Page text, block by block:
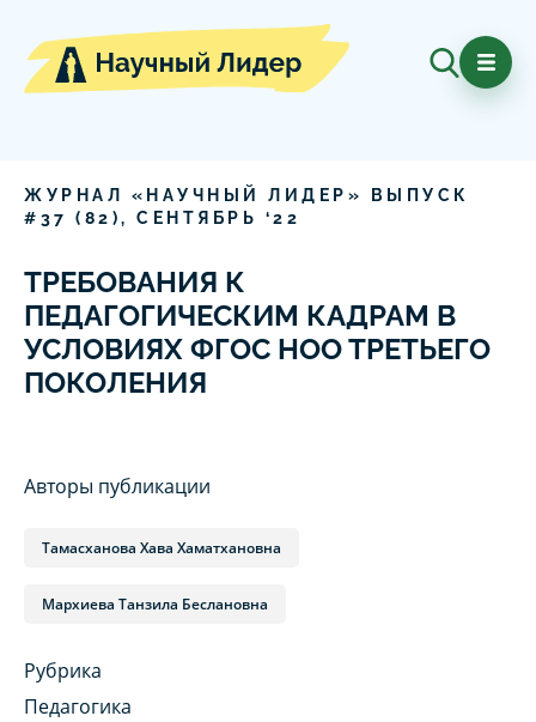
ЖУРНАЛ «НАУЧНЫЙ ЛИДЕР» ВЫПУСК
# 37 ( 82 ), СЕНТЯБРЬ ‘22
ТРЕБОВАНИЯ К
ПЕДАГОГИЧЕСКИМ КАДРАМ В
УСЛОВИЯХ ФГОС НОО ТРЕТЬЕГО
ПОКОЛЕНИЯ
Авторы публикации
Тамасханова Хава Хаматхановна
Мархиева Танзила Беслановна
Рубрика
Педагогика